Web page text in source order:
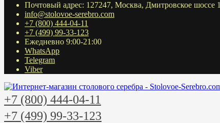
Почтовый адрес: 127247, Москва, Дмитровское шоссе
info@stolovoe-serebro.com
+7 (800) 444-04-11
+7 (499) 99-33-123
Ежедневно 9:00-21:00
WhatsApp
Telegram
Viber
+7 (800) 444-04-11
+7 (499) 99-33-123